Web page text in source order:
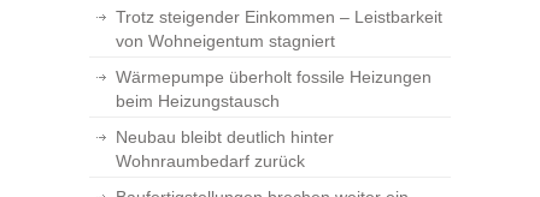
Trotz steigender Einkommen – Leistbarkeit
von Wohneigentum stagniert
Wärmepumpe überholt fossile Heizungen
beim Heizungstausch
Neubau bleibt deutlich hinter
Wohnraumbedarf zurück